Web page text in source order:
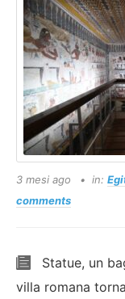
3 mesi ago in:
comments
Statue, un
villa romana